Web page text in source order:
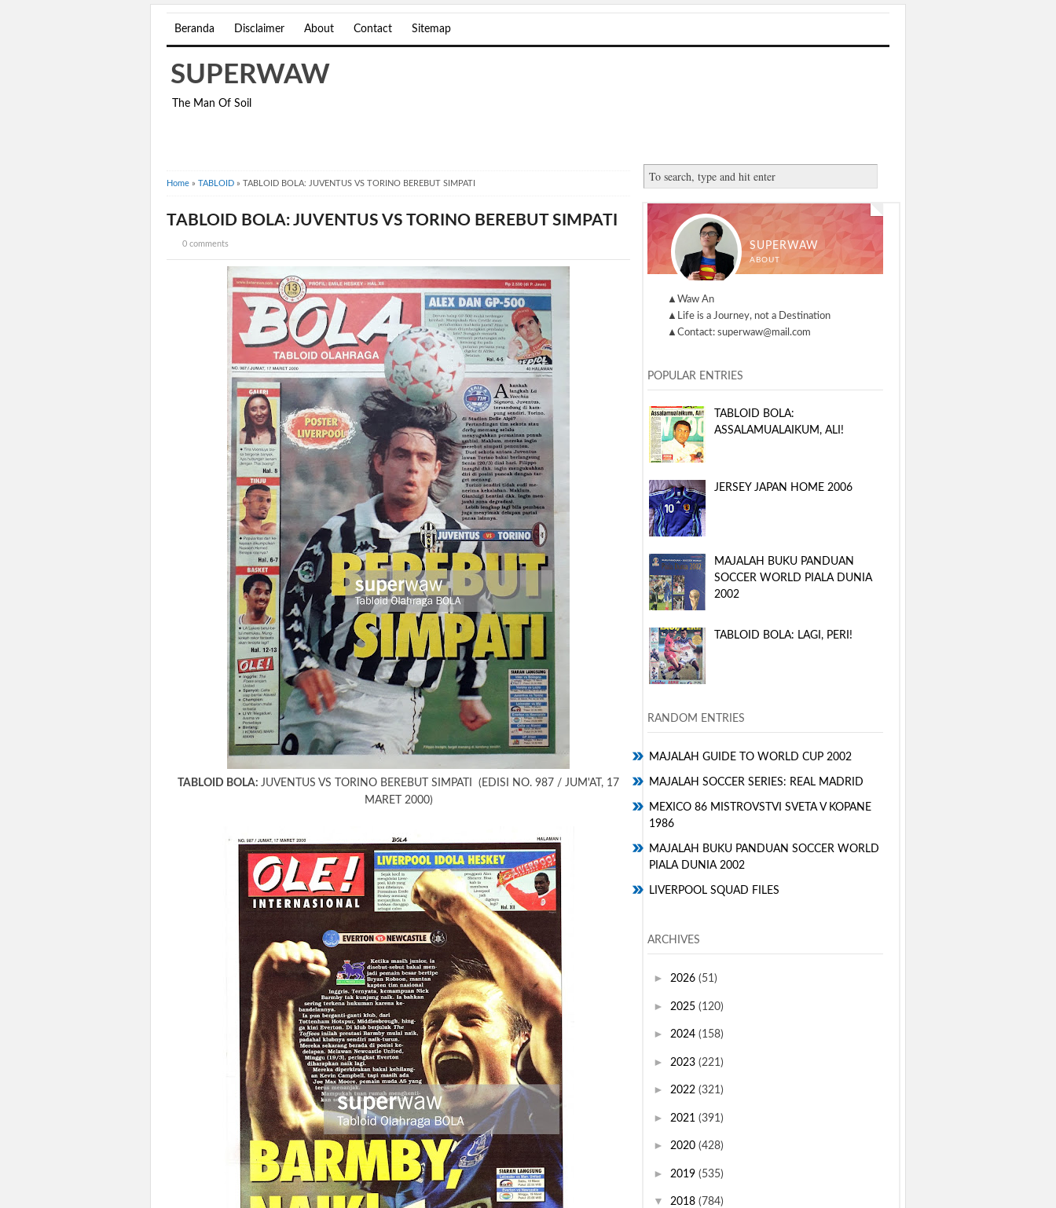
Beranda Disclaimer About Contact Sitemap
SUPERWAW
The Man Of Soil
Home » TABLOID » TABLOID BOLA: JUVENTUS VS TORINO BEREBUT SIMPATI
TABLOID BOLA: JUVENTUS VS TORINO BEREBUT SIMPATI
0 comments
TABLOID BOLA: JUVENTUS VS TORINO BEREBUT SIMPATI (EDISI NO. 987 / JUM'AT, 17
MARET 2000)
SUPERWAW
ABOUT
▲Waw An
▲Life is a Journey, not a Destination
▲Contact: superwaw@mail.com
POPULAR ENTRIES
TABLOID BOLA:
ASSALAMUALAIKUM, ALI!
JERSEY JAPAN HOME 2006
MAJALAH BUKU PANDUAN
SOCCER WORLD PIALA DUNIA
2002
TABLOID BOLA: LAGI, PERI!
RANDOM ENTRIES
MAJALAH GUIDE TO WORLD CUP 2002
MAJALAH SOCCER SERIES: REAL MADRID
MEXICO 86 MISTROVSTVI SVETA V KOPANE
1986
MAJALAH BUKU PANDUAN SOCCER WORLD
PIALA DUNIA 2002
LIVERPOOL SQUAD FILES
ARCHIVES
► 2026 (51)
► 2025 (120)
► 2024 (158)
► 2023 (221)
► 2022 (321)
► 2021 (391)
► 2020 (428)
► 2019 (535)
▼ 2018 (784)